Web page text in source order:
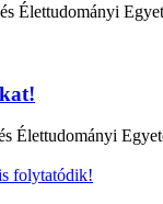
Élettudományi
Élettudományi